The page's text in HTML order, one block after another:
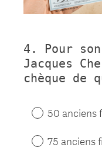
Question
Title
4 .
Pour
Jacques
chèque de
50 anciens
75 anciens